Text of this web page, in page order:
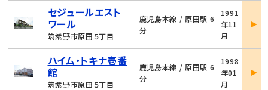
セジュールエスト
ワール
筑紫野市原田５丁目
鹿児島本線 / 原田駅 6
分
1991
年11
月
詳
ハイム・トキナ壱番
館
筑紫野市原田５丁目
鹿児島本線 / 原田駅 6
分
1998
年01
月
詳